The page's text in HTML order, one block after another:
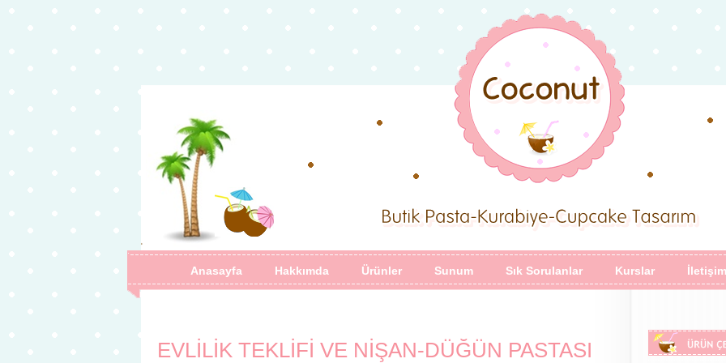
İletişim
Kurslar
Sık Sorulanlar
Sunum
Ürünler
Hakkımda
Anasayfa
EVLİLİK TEKLİFİ VE NİŞAN-DÜĞÜN PASTASI